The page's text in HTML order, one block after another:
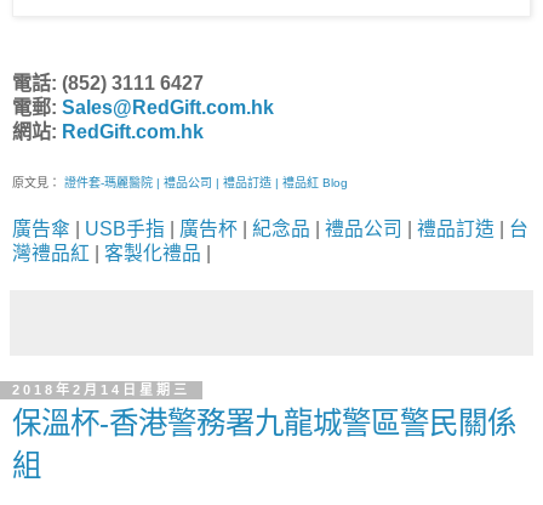
電話: (852) 3111 6427
電郵: Sales@RedGift.com.hk
網站: RedGift.com.hk
原文見： 證件套-瑪麗醫院 | 禮品公司 | 禮品訂造 | 禮品紅 Blog
廣告傘 USB手指 廣告杯 紀念品 禮品公司 禮品訂造
台
灣禮品紅
客製化禮品
2018年2月14日星期三
保溫杯-香港警務署九龍城警區警民關係
組